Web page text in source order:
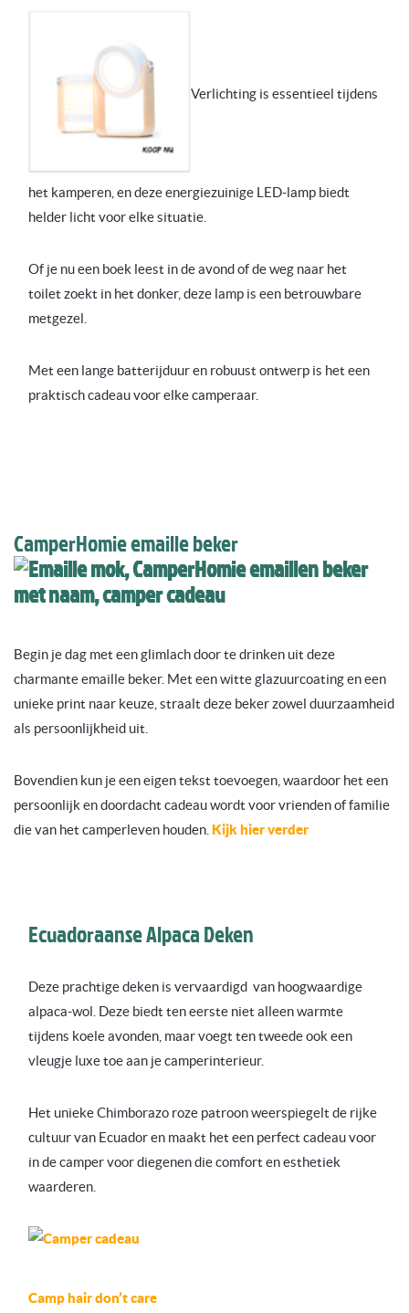
Verlichting is essentieel tijdens
het kamperen, en deze energiezuinige LED-lamp biedt
helder licht voor elke situatie.
Of je nu een boek leest in de avond of de weg naar het
toilet zoekt in het donker, deze lamp is een betrouwbare
metgezel.
Met een lange batterijduur en robuust ontwerp is het een
praktisch cadeau voor elke camperaar.
CamperHomie emaille beker
Begin je dag met een glimlach door te drinken uit deze
charmante emaille beker. Met een witte glazuurcoating en een
unieke print naar keuze, straalt deze beker zowel duurzaamheid
als persoonlijkheid uit.
Bovendien kun je een eigen tekst toevoegen, waardoor het een
persoonlijk en doordacht cadeau wordt voor vrienden of familie
die van het camperleven houden. Kijk hier verder
Ecuadoraanse Alpaca Deken
Deze prachtige deken is vervaardigd van hoogwaardige
alpaca-wol. Deze biedt ten eerste niet alleen warmte
tijdens koele avonden, maar voegt ten tweede ook een
vleugje luxe toe aan je camperinterieur.
Het unieke Chimborazo roze patroon weerspiegelt de rijke
cultuur van Ecuador en maakt het een perfect cadeau voor
in de camper voor diegenen die comfort en esthetiek
waarderen.
Camp hair don’t care